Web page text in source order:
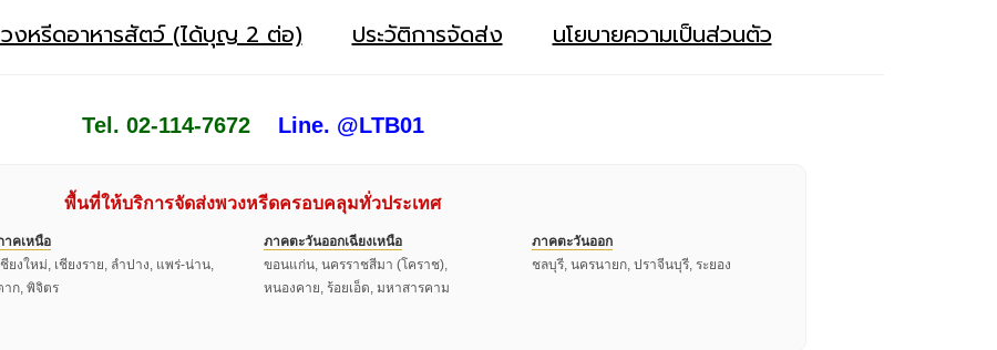
งหรีดอาหารสัตว์ (ได้บุญ 2 ต่อ) ประวัติการจัดส่ง นโยบายความเป็นส่วนตัว
Tel. 02-114-7672 Line. @LTB01
พื้นที่ให้บริการจัดส่งพวงหรีดครอบคลุมทั่วประเทศ
าคเหนือ
ชียงใหม่, เชียงราย, ลำปาง, แพร่-น่าน,
าก, พิจิตร
ภาคตะวันออกเฉียงเหนือ
ขอนแก่น, นครราชสีมา (โคราช),
หนองคาย, ร้อยเอ็ด, มหาสารคาม
ภาคตะวันออก
ชลบุรี, นครนายก, ปราจีนบุรี, ระยอง